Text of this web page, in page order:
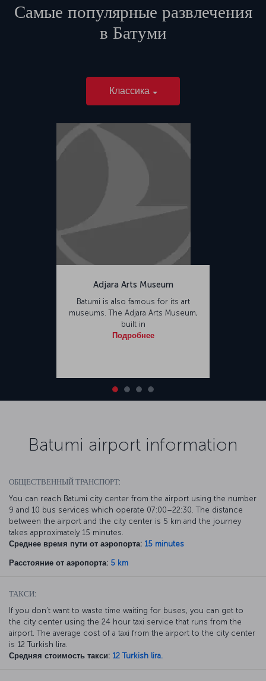
Самые популярные развлечения
в Батуми
Классика
Adjara Arts Museum
Batumi is also famous for its art
museums. The Adjara Arts Museum,
built in
Подробнее
Batumi airport information
ОБЩЕСТВЕННЫЙ ТРАНСПОРТ:
You can reach Batumi city center from the airport using the number
9 and 10 bus services which operate 07:00–22:30. The distance
between the airport and the city center is 5 km and the journey
takes approximately 15 minutes.
Среднее время пути от аэропорта: 15 minutes
Расстояние от аэропорта: 5 km
ТАКСИ:
If you don’t want to waste time waiting for buses, you can get to
the city center using the 24 hour taxi service that runs from the
airport. The average cost of a taxi from the airport to the city center
is 12 Turkish lira.
Средняя стоимость такси: 12 Turkish lira.